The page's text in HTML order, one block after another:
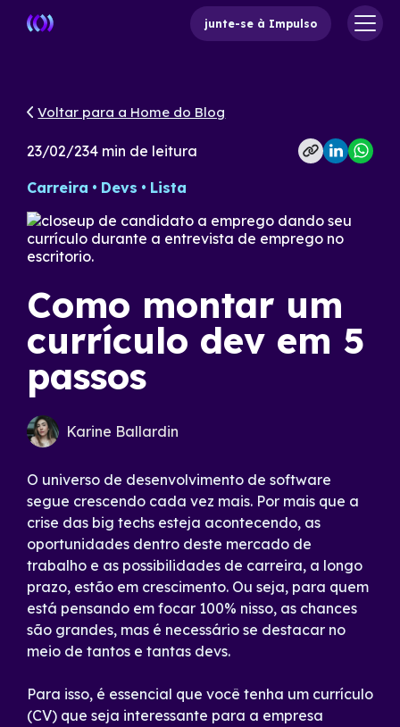
junte-se à Impulso
Voltar para a Home do Blog
23/02/234 min de leitura
Carreira Devs Lista
Como montar um
currículo dev em 5
passos
Karine Ballardin
O universo de desenvolvimento de software
segue crescendo cada vez mais. Por mais que a
crise das big techs esteja acontecendo, as
oportunidades dentro deste mercado de
trabalho e as possibilidades de carreira, a longo
prazo, estão em crescimento. Ou seja, para quem
está pensando em focar 100% nisso, as chances
são grandes, mas é necessário se destacar no
meio de tantos e tantas devs.
Para isso, é essencial que você tenha um currículo
(CV) que seja interessante para a empresa